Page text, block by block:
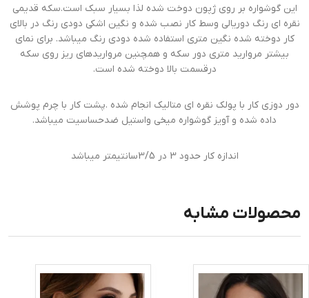
این گوشواره بر روی ژپون دوخت شده لذا بسیار سبک است.سکه قدیمی
نقره ای رنگ دوریالی وسط کار نصب شده و نگین اشکی دودی رنگ در بالای
کار دوخته شده نگین متری استفاده شده دودی رنگ میباشد. برای نمای
بیشتر مروارید متری دور سکه و همچنین مرواریدهای ریز روی سکه
درقسمت بالا دوخته شده است.
دور دوزی کار با پولک نقره ای متالیک انجام شده .پشت کار با چرم پوشش
داده شده و آویز گوشواره میخی واستیل ضدحساسیت میباشد.
اندازه کار حدود 3 در 3/5سانتیمتر میباشد
محصولات مشابه